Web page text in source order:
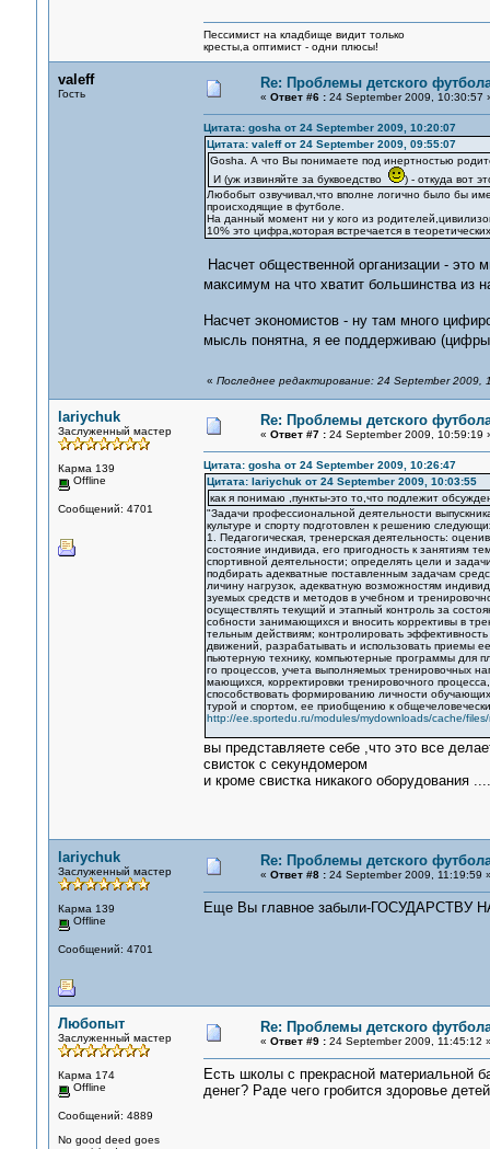
Пессимист на кладбище видит только
кресты,а оптимист - одни плюсы!
valeff
Гость
Re: Проблемы детского
« Ответ #6 :24 September 2009, 10:30:57
Цитата: gosha от 24 September 2009, 10:20:07
Цитата: valeff от 24 September 2009, 09:55:07
Gosha. А что Вы понимаете под инертностью
И (уж извиняйте за буквоедство
) - откуда вот
Любобыт озвучивал,что вполне логично было бы
происходящие в футболе.
На данный момент ни у кого из
10% это цифра,которая встречается в
Насчет общественной организации -
максимум на что хватит большинства
Насчет экономистов - ну там много
мысль понятна, я ее поддерживаю
« Последнее редактирование: 24 September 2009,
lariychuk
Заслуженный мастер
Карма 139
Offline
Сообщений: 4701
Re: Проблемы детского
« Ответ #7 :24 September 2009, 10:59:19
Цитата: gosha от 24 September 2009, 10:26:47
Цитата: lariychuk от 24 September 2009, 10:03:55
как я понимаю ,пункты-это то,что подлежит
"Задачи профессиональной деятельности
культуре и спорту подготовлен к решению
1. Педагогическая, тренерская деятельность:
состояние индивида, его пригодность к занятиям
спортивной деятельности; определять цели и
подбирать адекватные поставленным задачам
личину нагрузок, адекватную возможностям
зуемых средств и методов в учебном и
осуществлять текущий и этапный контроль за
собности занимающихся и вносить коррективы в
тельным действиям; контролировать эффективность
движений, разрабатывать и использовать приемы
пьютерную технику, компьютерные программы для
го процессов, учета выполняемых тренировочных
мающихся, корректировки тренировочного
способствовать формированию личности
турой и спортом, ее приобщению к
http://ee.sportedu.ru/modules/mydownloads/cache/
вы представляете себе ,что это все
свисток с секундомером
и кроме свистка никакого оборудования ....
lariychuk
Заслуженный мастер
Карма 139
Offline
Сообщений: 4701
Re: Проблемы детского
« Ответ #8 :24 September 2009, 11:19:59
Еще Вы главное забыли-
Любопыт
Заслуженный мастер
Карма 174
Offline
Сообщений: 4889
No good deed goes
Re: Проблемы детского
« Ответ #9 :24 September 2009, 11:45:12
Есть школы с прекрасной материальной
денег? Раде чего гробится здоровье